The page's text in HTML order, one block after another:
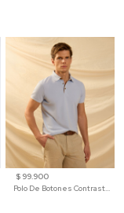
$ 99.900
Polo De Botones Contraste Para Hombre